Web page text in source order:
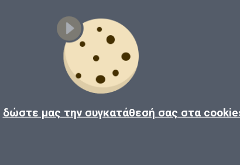
δώστε μας την συγκατάθεσή σας στα